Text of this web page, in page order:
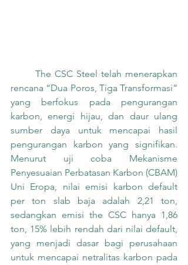
rencana “Dua Poros, Tiga Transformasi”
yang berfokus pada pengurangan
karbon, energi hijau, dan daur ulang
sumber daya untuk mencapai hasil
pengurangan karbon yang signifikan.
Menurut uji coba Mekanisme
Penyesuaian Perbatasan Karbon (CBAM)
Uni Eropa, nilai emisi karbon default
per ton slab baja adalah 2,21 ton,
sedangkan emisi the CSC hanya 1,86
ton, 15% lebih rendah dari nilai default,
yang menjadi dasar bagi perusahaan
untuk mencapai netralitas karbon pada